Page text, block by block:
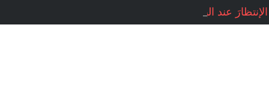
عند البابِ …صفاء محمد / سوريا